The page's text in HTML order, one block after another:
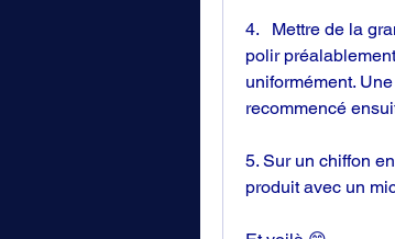
4.   Mettre de la
polir
unifo﻿rmément.
recommencé
5. Sur un chiffon
produit avec un